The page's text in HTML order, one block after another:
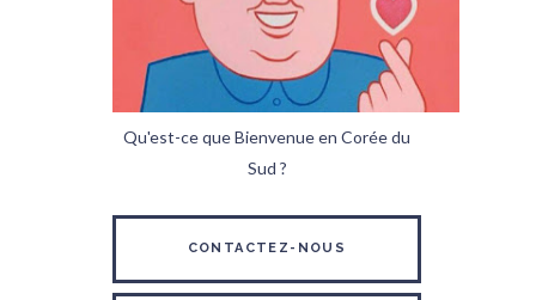
Qu'est-ce que Bienvenue en Corée du
Sud ?
CONTACTEZ-NOUS